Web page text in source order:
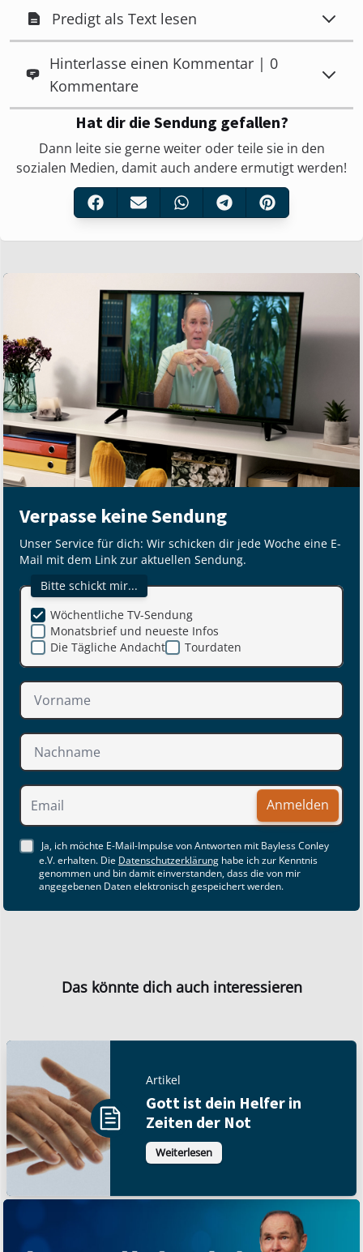
Predigt als Text lesen
Hinterlasse einen Kommentar | 0
Kommentare
Hat dir die Sendung gefallen?
Dann leite sie gerne weiter oder teile sie in den
sozialen Medien, damit auch andere ermutigt werden!
Verpasse keine Sendung
Unser Service für dich: Wir schicken dir jede Woche eine E-
Mail mit dem Link zur aktuellen Sendung.
Bitte schickt mir...
Monatsbrief und neueste Infos
Die Tägliche Andacht
Wöchentliche TV-Sendung
Tourdaten
Anmelden
Ja, ich möchte E-Mail-Impulse von Antworten mit Bayless Conley
e.V. erhalten. Die Datenschutzerklärung habe ich zur Kenntnis
genommen und bin damit einverstanden, dass die von mir
angegebenen Daten elektronisch gespeichert werden.
Das könnte dich auch interessieren
Artikel
Gott ist dein Helfer in
Zeiten der Not
Weiterlesen